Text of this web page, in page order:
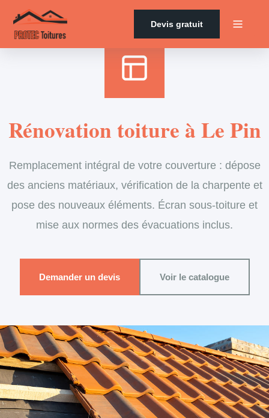
Devis gratuit
Rénovation toiture à Le Pin
Remplacement intégral de votre couverture : dépose
des anciens matériaux, vérification de la charpente et
pose des nouveaux éléments. Écran sous-toiture et
mise aux normes des évacuations inclus.
Demander un devis Voir le catalogue